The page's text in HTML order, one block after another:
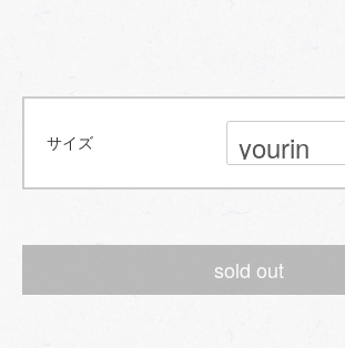
サイズ
sold out